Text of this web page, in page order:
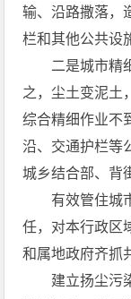
输、沿路撒落，
栏和其他公共设
二是城市精细
之，尘土变泥土
综合精细作业不
沿、交通护栏等
城乡结合部、背
有效管住城市
任，对本行政区
和属地政府齐抓
建立扬尘污染